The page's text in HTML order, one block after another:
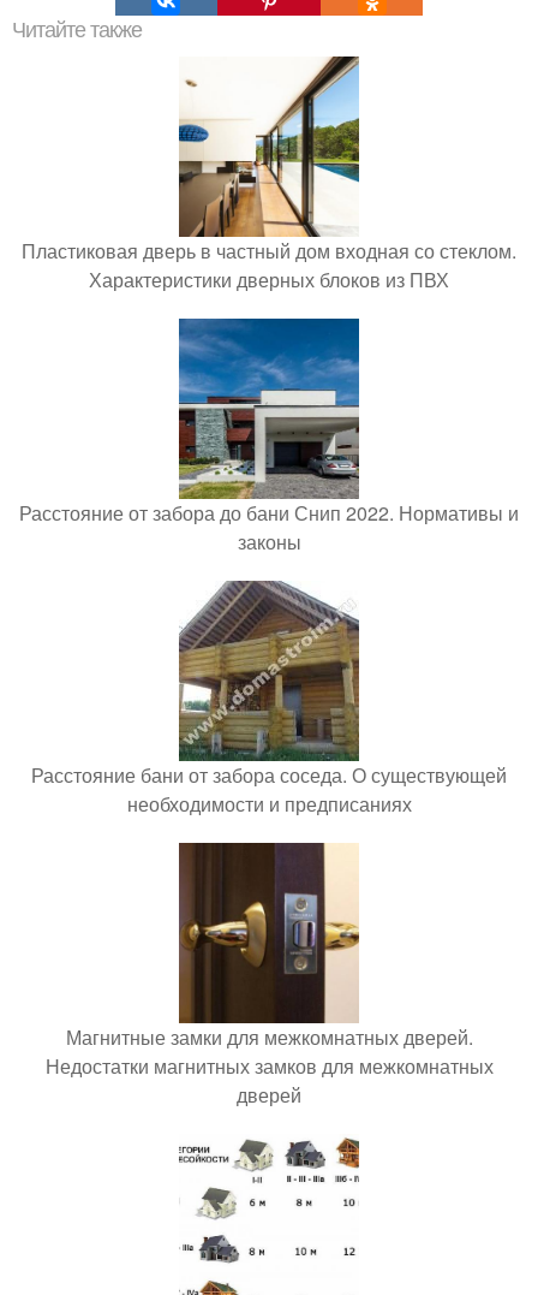
Читайте также
Пластиковая дверь в частный дом входная со стеклом.
Характеристики дверных блоков из ПВХ
Расстояние от забора до бани Снип 2022. Нормативы и
законы
Расстояние бани от забора соседа. О существующей
необходимости и предписаниях
Магнитные замки для межкомнатных дверей.
Недостатки магнитных замков для межкомнатных
дверей